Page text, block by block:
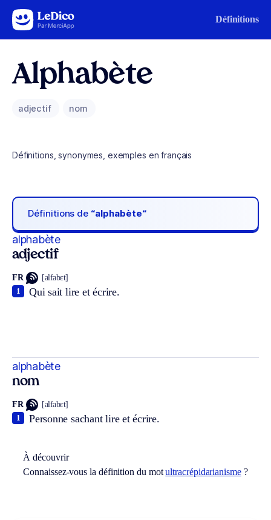
Aller au contenu Définitions
Alphabète
adjectif nom
Définitions, synonymes, exemples en français
Définitions de “alphabète“
alphabète
adjectif
FR [alfabɛt]
Qui sait lire et écrire.
1
alphabète
nom
FR [alfabɛt]
Personne sachant lire et écrire.
1
À découvrir
Connaissez-vous la définition du motultracrépidarianisme?